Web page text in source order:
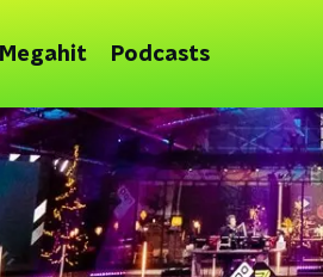
Megahit Podcasts